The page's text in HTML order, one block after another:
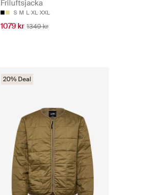
Friluftsjacka
S M L XL XXL
1079 kr 1349 kr
20% Deal